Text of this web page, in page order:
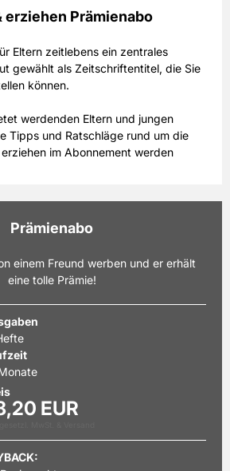
erziehen Prämienabo
Eltern zeitlebens ein zentrales
gewählt als Zeitschriftentitel, die Sie
können.
werdenden Eltern und jungen
Tipps und Ratschläge rund um die
im Abonnement werden
das Sie im Halbjahres- oder
können, erscheint monatlich. Alle
ersten Lebensjahre eines Kindes
und aufbewahren. Jeder Ausgabe
besonderen Themen bei, das sich
von leben & erziehen ist
zur Geburt eines neuen
Sie leben & erziehen im Abo am
für sich selbst oder für eine junge
unterstützen möchten.
Prämienabo
einem Freund werben und er erhält
eine tolle Prämie!
EUR